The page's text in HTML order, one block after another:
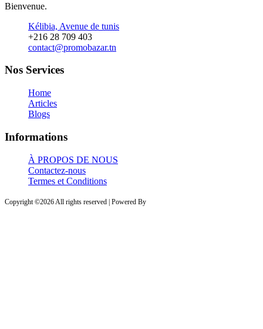
Bienvenue.
Kélibia, Avenue de tunis
+216 28 709 403
contact@promobazar.tn
Nos Services
Home
Articles
Blogs
Informations
À PROPOS DE NOUS
Contactez-nous
Termes et Conditions
Copyright ©2026 All rights reserved | Powered By